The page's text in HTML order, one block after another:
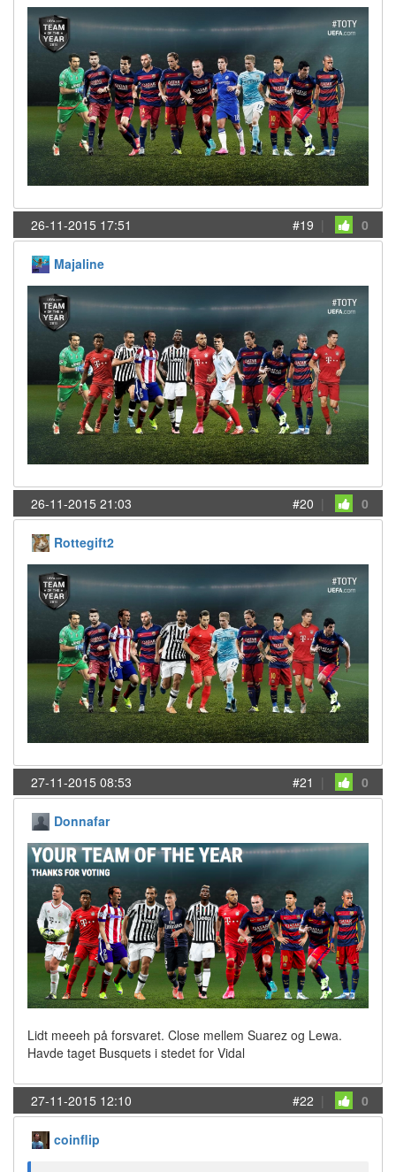
26-11-2015 17:51 #19 | 0
Majaline
26-11-2015 21:03 #20 | 0
Rottegift2
27-11-2015 08:53 #21 | 0
Donnafar
Lidt meeeh på forsvaret. Close mellem Suarez og Lewa.
Havde taget Busquets i stedet for Vidal
27-11-2015 12:10 #22 | 0
coinflip